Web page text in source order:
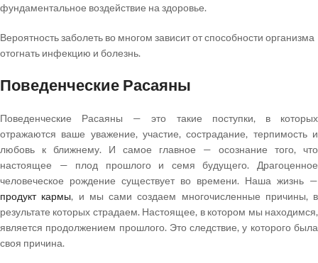
фундаментальное воздействие на здоровье.
Вероятность заболеть во многом зависит от способности организма
отогнать инфекцию и болезнь.
Поведенческие Расаяны
Поведенческие Расаяны — это такие поступки, в которых
отражаются ваше уважение, участие, сострадание, терпимость и
любовь к ближнему. И самое главное — осознание того, что
настоящее — плод прошлого и семя будущего. Драгоценное
человеческое рождение существует во времени. Наша жизнь —
продукт кармы, и мы сами создаем многочисленные причины, в
результате которых страдаем. Настоящее, в котором мы находимся,
является продолжением прошлого. Это следствие, у которого была
своя причина.